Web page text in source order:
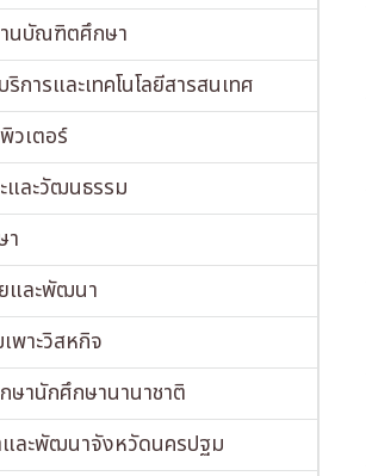
นบัณฑิตศึกษา
การและเทคโนโลยีสารสนเทศ
วเตอร์
และวัฒนธรรม
า
และพัฒนา
พาะวิสหกิจ
ษานักศึกษานานาชาติ
ละพัฒนาจังหวัดนครปฐม